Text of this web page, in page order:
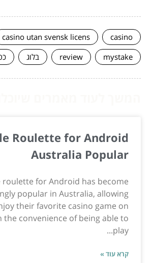
casino
casino utan svensk licens
mystake
review בלוג
Roulette for Android
Australia Popular
roulette for Android has become
popular in Australia, allowing
their favorite casino game on
the convenience of being able to
play...
קרא עוד »